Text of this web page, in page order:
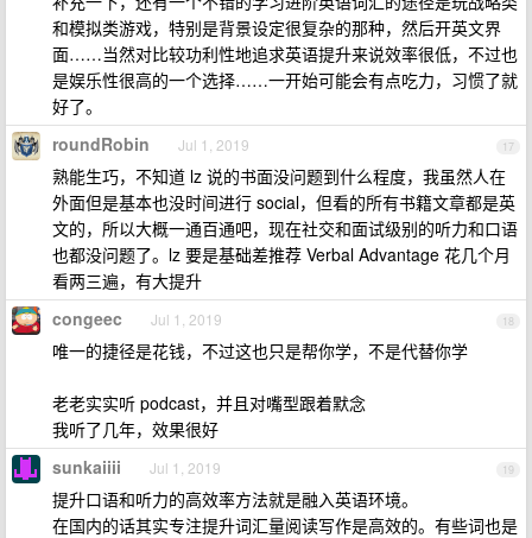
和模拟类游戏，特别是背景设定很复杂的那种，然后开英文界
面……当然对比较功利性地追求英语提升来说效率很低，不过也
是娱乐性很高的一个选择……一开始可能会有点吃力，习惯了就
好了。
17
roundRobin Jul 1, 2019
熟能生巧，不知道 lz 说的书面没问题到什么程度，我虽然人在
外面但是基本也没时间进行 social，但看的所有书籍文章都是英
文的，所以大概一通百通吧，现在社交和面试级别的听力和口语
也都没问题了。lz 要是基础差推荐 Verbal Advantage 花几个月
看两三遍，有大提升
18
congeec Jul 1, 2019
唯一的捷径是花钱，不过这也只是帮你学，不是代替你学
老老实实听 podcast，并且对嘴型跟着默念
我听了几年，效果很好
19
sunkaiiii Jul 1, 2019
提升口语和听力的高效率方法就是融入英语环境。
在国内的话其实专注提升词汇量阅读写作是高效的。有些词也是